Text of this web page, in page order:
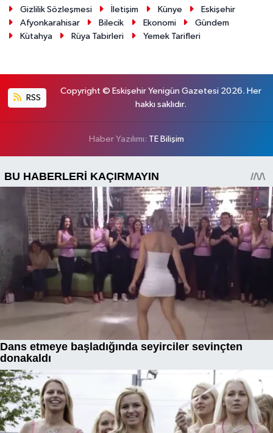
Gizlilik Sözleşmesi İletişim Künye
Eskişehir
Afyonkarahisar
Bilecik Ekonomi
Gündem
Kütahya
Rüya Tabirleri Yemek Tarifleri
RSS
Copyright © Eskişehir Yenigün Gazetesi 2026. Her
hakkı saklıdır.
Haber Yazılımı: TE Bilişim